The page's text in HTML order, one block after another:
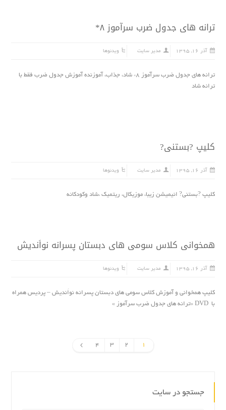
ترانه هاى جدول ضرب سرآموز ۸*
آذر ۱۶, ۱۳۹۵ مدیر سایت ویدئوها
ترانه هاى جدول ضرب سرآموز ۸* شاد، جذاب، آموزنده آموزش جدول ضرب فقط با
ترانه شاد
کلیپ ?بستنی?
آذر ۱۶, ۱۳۹۵ مدیر سایت ویدئوها
کلیپ ?بستنی? انیمیشن زیبا، موزیکال، ریتمیک ،شاد وکودکانه
همخوانی کلاس سومی های دبستان پسرانه نواَندیش
آذر ۱۶, ۱۳۹۵ مدیر سایت ویدئوها
کلیپ همخوانی و آموزش کلاس سومی های دبستان پسرانه نواَندیش – پردیس همراه
با DVD «ترانه هاى جدول ضرب سرآموز »
1
2
3
4
جستجو در سایت